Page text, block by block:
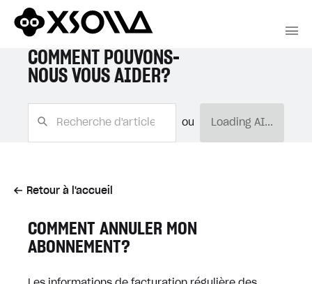
COMMENT POUVONS-
NOUS VOUS AIDER?
ou Loading AI...
Retour à l'accueil
COMMENT ANNULER MON
ABONNEMENT?